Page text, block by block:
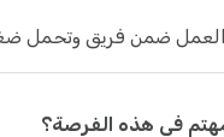
العمل ضمن فريق وتحمل
في هذه الفرصة؟